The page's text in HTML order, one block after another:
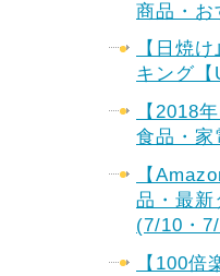
商品・お
【日焼
キング【
【2018
食品・家
【
品・最新
(7/10・
【100